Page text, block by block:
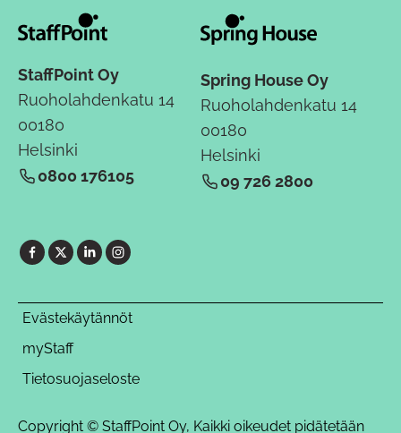
StaffPoint Oy
Ruoholahdenkatu 14
00180
Helsinki
0800 176105
Spring House Oy
Ruoholahdenkatu 14
00180
Helsinki
09 726 2800
Evästekäytännöt
myStaff
Tietosuojaseloste
Copyright © StaffPoint Oy, Kaikki oikeudet pidätetään